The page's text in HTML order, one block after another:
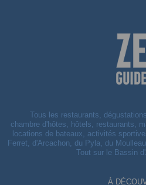
Tous les restaurants,
chambre d'hôtes, hôtels, restaurants,
locations de bateaux, activités
Ferret, d'Arcachon, du Pyla, du
Tout sur le Bassin
À